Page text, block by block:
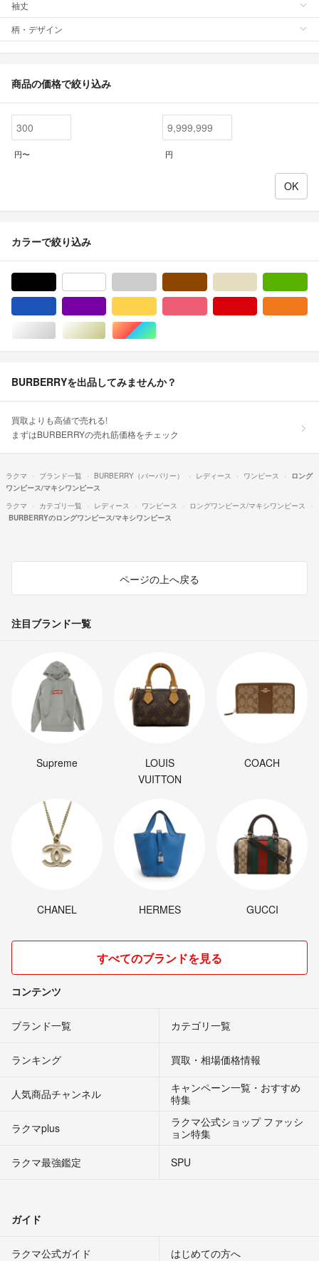
袖丈
柄・デザイン
商品の価格で絞り込み
円〜 円
カラーで絞り込み
シルバー/銀色系ゴールド/金色系マルチカラー
BURBERRYを出品してみませんか？
買取よりも高値で売れる!
まずはBURBERRYの売れ筋価格をチェック
ラクマ ブランド一覧 BURBERRY（バーバリー） レディース ワンピース
ロング
ワンピース/マキシワンピース
ラクマ
カテゴリ一覧 レディース ワンピース
ロングワンピース/マキシワンピース
BURBERRYのロングワンピース/マキシワンピース
ページの上へ戻る
注目ブランド一覧
Supreme
LOUIS
VUITTON
COACH
CHANEL HERMES GUCCI
すべてのブランドを見る
コンテンツ
ブランド一覧 カテゴリ一覧
ランキング 買取・相場価格情報
人気商品チャンネル
キャンペーン一覧・おすすめ
特集
ラクマplus
ラクマ公式ショップ ファッシ
ョン特集
ラクマ最強鑑定
SPU
ガイド
ラクマ公式ガイド はじめての方へ